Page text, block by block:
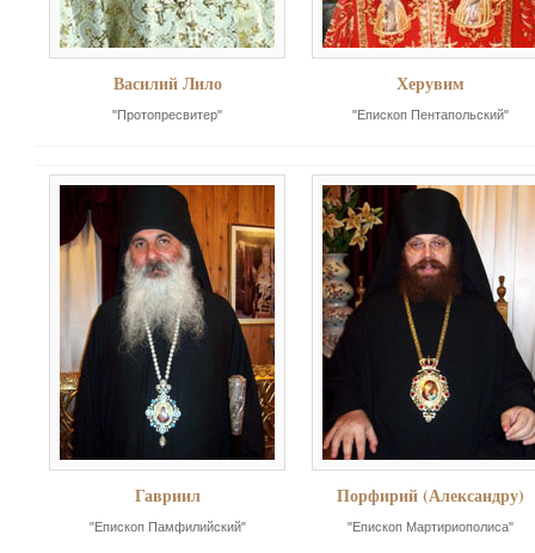
Василий Лило
"Протопресвитер"
Херувим
"Епископ Пентапольский"
Гавриил
"Епископ Памфилийский"
Порфирий (Александру)
"Епископ Мартириополиса"